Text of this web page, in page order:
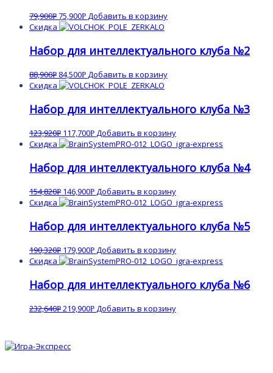
79,900Р 75,900Р Добавить в корзину
Скидка
Набор для интеллектуального клуба №2
88,900Р 84,500Р Добавить в корзину
Скидка
Набор для интеллектуального клуба №3
123,920Р 117,700Р Добавить в корзину
Скидка
Набор для интеллектуального клуба №4
154,820Р 146,900Р Добавить в корзину
Скидка
Набор для интеллектуального клуба №5
190,320Р 179,900Р Добавить в корзину
Скидка
Набор для интеллектуального клуба №6
232,640Р 219,900Р Добавить в корзину